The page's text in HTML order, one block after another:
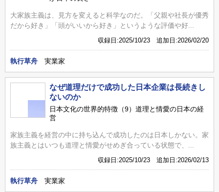
大家族主義は、見方を変えると科学なのだ。「父親や社長が優秀
だから好き」「頭がいいから好き」というような評価や好...
収録日:2025/10/23 追加日:2026/02/20
執行草舟 実業家
なぜ道理だけで成功した日本企業は長続きし
ないのか
日本文化の世界的特徴（9）道理と情愛の日本の経
営
家族主義を経営の中に持ち込んで成功したのは日本しかない。家
族主義とはいつも道理と情愛がせめぎ合っている状態で、...
収録日:2025/10/23 追加日:2026/02/13
執行草舟 実業家